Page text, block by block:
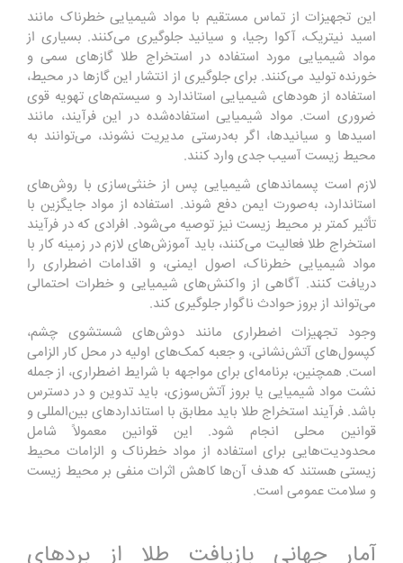
این تجهیزات از تماس مستقیم با مواد شیمیایی خطرناک مانند
اسید نیتریک، آکوا رجیا، و سیانید جلوگیری می‌کنند. بسیاری از
مواد شیمیایی مورد استفاده در استخراج طلا گازهای سمی و
خورنده تولید می‌کنند. برای جلوگیری از انتشار این گازها در محیط،
استفاده از هودهای شیمیایی استاندارد و سیستم‌های تهویه قوی
ضروری است. مواد شیمیایی استفاده‌شده در این فرآیند، مانند
اسیدها و سیانیدها، اگر به‌درستی مدیریت نشوند، می‌توانند به
محیط زیست آسیب جدی وارد کنند.
لازم است پسماندهای شیمیایی پس از خنثی‌سازی با روش‌های
استاندارد، به‌صورت ایمن دفع شوند. استفاده از مواد جایگزین با
تأثیر کمتر بر محیط زیست نیز توصیه می‌شود. افرادی که در فرآیند
استخراج طلا فعالیت می‌کنند، باید آموزش‌های لازم در زمینه کار با
مواد شیمیایی خطرناک، اصول ایمنی، و اقدامات اضطراری را
دریافت کنند. آگاهی از واکنش‌های شیمیایی و خطرات احتمالی
می‌تواند از بروز حوادث ناگوار جلوگیری کند.
وجود تجهیزات اضطراری مانند دوش‌های شستشوی چشم،
کپسول‌های آتش‌نشانی، و جعبه کمک‌های اولیه در محل کار الزامی
است. همچنین، برنامه‌ای برای مواجهه با شرایط اضطراری، از جمله
نشت مواد شیمیایی یا بروز آتش‌سوزی، باید تدوین و در دسترس
باشد. فرآیند استخراج طلا باید مطابق با استانداردهای بین‌المللی و
قوانین محلی انجام شود. این قوانین معمولاً شامل
محدودیت‌هایی برای استفاده از مواد خطرناک و الزامات محیط
زیستی هستند که هدف آن‌ها کاهش اثرات منفی بر محیط زیست
و سلامت عمومی است.
آمار جهانی بازیافت طلا از بردهای